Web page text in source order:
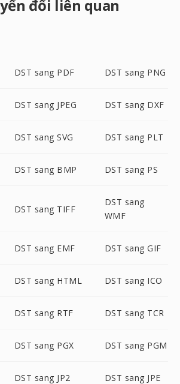
đổi liên quan
DST sang PDF DST sang PNG
DST sang JPEG DST sang DXF
DST sang SVG DST sang PLT
DST sang BMP DST sang PS
DST sang TIFF
DST sang
WMF
DST sang EMF DST sang GIF
DST sang HTML DST sang ICO
DST sang RTF DST sang TCR
DST sang PGX DST sang PGM
DST sang JP2 DST sang JPE